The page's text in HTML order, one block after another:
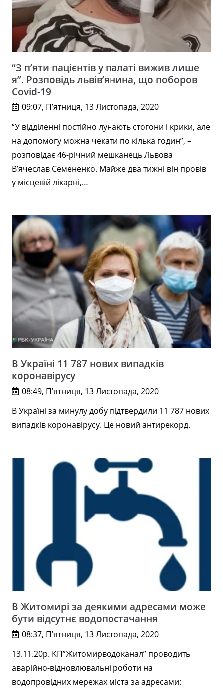
“З п’яти пацієнтів у палаті вижив лише
я”. Розповідь львів’янина, що поборов
Covid-19
09:07, П’ятниця, 13 Листопада, 2020
“У відділенні постійно лунають стогони і крики, але
на допомогу можна чекати по кілька годин”, –
розповідає 46-річний мешканець Львова
В’ячеслав Семененко. Майже два тижні він провів
у місцевій лікарні,…
В Україні 11 787 нових випадків
коронавірусу
08:49, П’ятниця, 13 Листопада, 2020
В Україні за минулу добу підтвердили 11 787 нових
випадків коронавірусу. Це новий антирекорд.
В Житомирі за деякими адресами може
бути відсутнє водопостачання
08:37, П’ятниця, 13 Листопада, 2020
13.11.20р. КП”Житомирводоканал” проводить
аварійно-відновлювальні роботи на
водопровідних мережах міста за адресами: